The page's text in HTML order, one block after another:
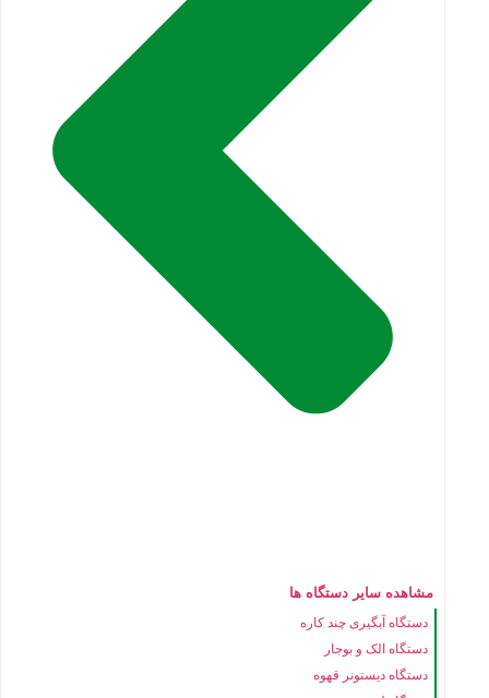
مشاهده سایر دستگاه ها
دستگاه آبگیری چند کاره
دستگاه الک و بوجار
دستگاه دیستونر قهوه